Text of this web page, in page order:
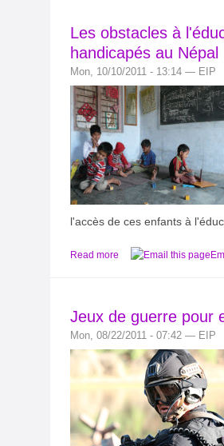
Les obstacles à
handicapés au Népal
Mon, 10/10/2011 - 13:14 — EIP
l'accès de ces enfants à
Read more
Jeux de guerre pour
Mon, 08/22/2011 - 07:42 — EIP